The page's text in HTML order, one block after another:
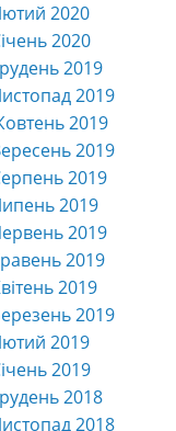
2020
2020
2019
2019
2019
2019
2019
2019
2019
2019
2019
2019
2019
2019
2018
2018